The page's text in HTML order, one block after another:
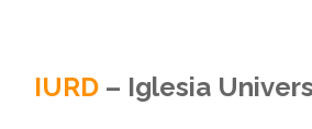
IURD – Iglesia